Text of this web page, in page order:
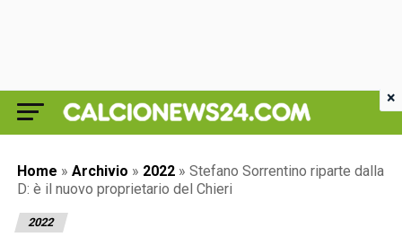
Home » Archivio » 2022 » Stefano Sorrentino riparte dalla
D: è il nuovo proprietario del Chieri
2022
×